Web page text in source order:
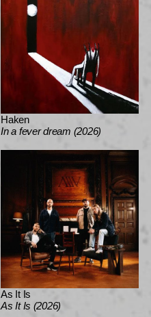
Haken
In a fever dream (2026)
As It Is
As It Is (2026)